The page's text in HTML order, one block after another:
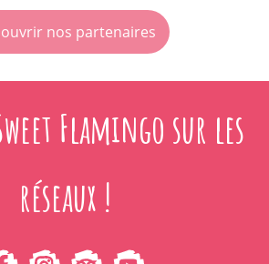
nos partenaires
Flamingo sur les
réseaux !